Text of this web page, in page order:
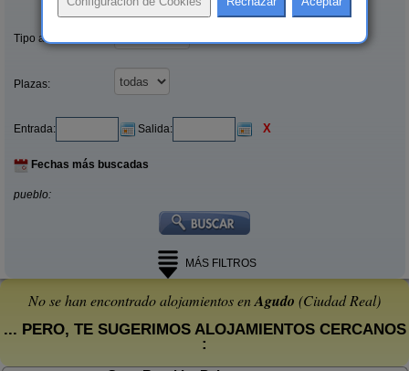
Tipo alquiler:
Plazas:
Entrada: Salida: X
Fechas más buscadas
pueblo:
MÁS FILTROS
No se han encontrado alojamientos enAgudo (Ciudad Real)
... PERO, TE SUGERIMOS ALOJAMIENTOS CERCANOS
: